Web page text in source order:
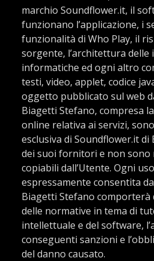
marchio Soundflower.it, il
funzionano l’applicazione, i
funzionalità di Who Play, il
sorgente, l’architettura delle
informatiche ed ogni altro
testi, video, applet, codice
oggetto pubblicato sul web
Biagetti Stefano, compresa
online relativa ai servizi,
esclusiva di Soundflower.it
dei suoi fornitori e non sono
copiabili dall’Utente. Ogni
espressamente consentita
Biagetti Stefano comporterà
delle normative in tema di
intellettuale e del software,
conseguenti sanzioni e
del danno causato.